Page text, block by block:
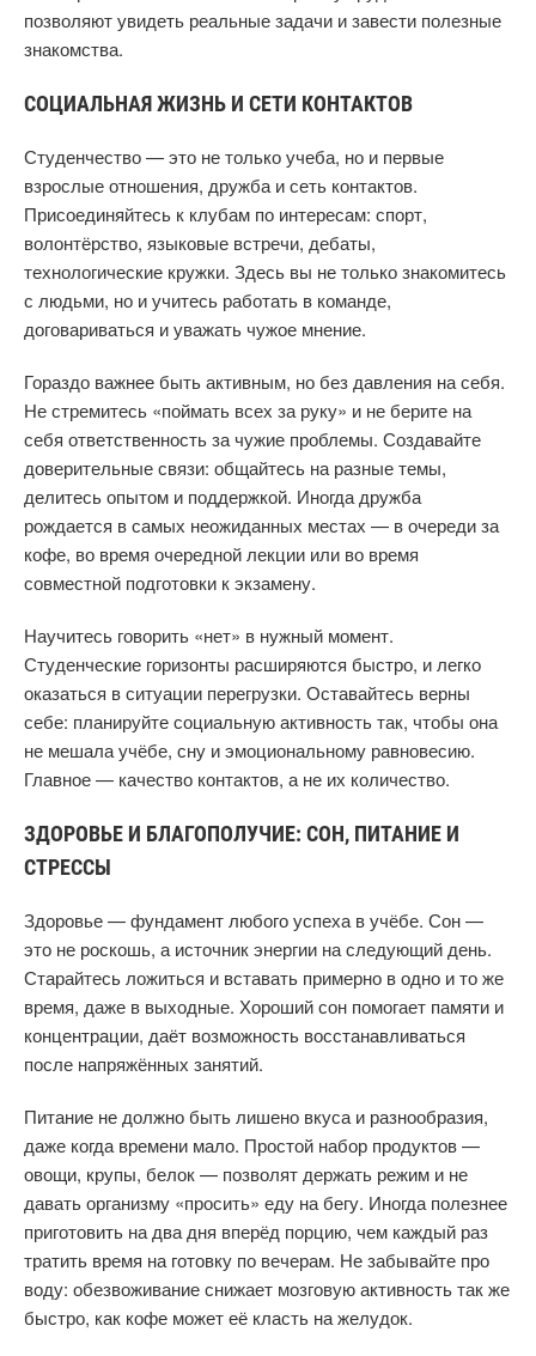
позволяют увидеть реальные задачи и завести полезные
знакомства.
СОЦИАЛЬНАЯ ЖИЗНЬ И СЕТИ КОНТАКТОВ
Студенчество — это не только учеба, но и первые
взрослые отношения, дружба и сеть контактов.
Присоединяйтесь к клубам по интересам: спорт,
волонтёрство, языковые встречи, дебаты,
технологические кружки. Здесь вы не только знакомитесь
с людьми, но и учитесь работать в команде,
договариваться и уважать чужое мнение.
Гораздо важнее быть активным, но без давления на себя.
Не стремитесь «поймать всех за руку» и не берите на
себя ответственность за чужие проблемы. Создавайте
доверительные связи: общайтесь на разные темы,
делитесь опытом и поддержкой. Иногда дружба
рождается в самых неожиданных местах — в очереди за
кофе, во время очередной лекции или во время
совместной подготовки к экзамену.
Научитесь говорить «нет» в нужный момент.
Студенческие горизонты расширяются быстро, и легко
оказаться в ситуации перегрузки. Оставайтесь верны
себе: планируйте социальную активность так, чтобы она
не мешала учёбе, сну и эмоциональному равновесию.
Главное — качество контактов, а не их количество.
ЗДОРОВЬЕ И БЛАГОПОЛУЧИЕ: СОН, ПИТАНИЕ И
СТРЕССЫ
Здоровье — фундамент любого успеха в учёбе. Сон —
это не роскошь, а источник энергии на следующий день.
Старайтесь ложиться и вставать примерно в одно и то же
время, даже в выходные. Хороший сон помогает памяти и
концентрации, даёт возможность восстанавливаться
после напряжённых занятий.
Питание не должно быть лишено вкуса и разнообразия,
даже когда времени мало. Простой набор продуктов —
овощи, крупы, белок — позволят держать режим и не
давать организму «просить» еду на бегу. Иногда полезнее
приготовить на два дня вперёд порцию, чем каждый раз
тратить время на готовку по вечерам. Не забывайте про
воду: обезвоживание снижает мозговую активность так же
быстро, как кофе может её класть на желудок.